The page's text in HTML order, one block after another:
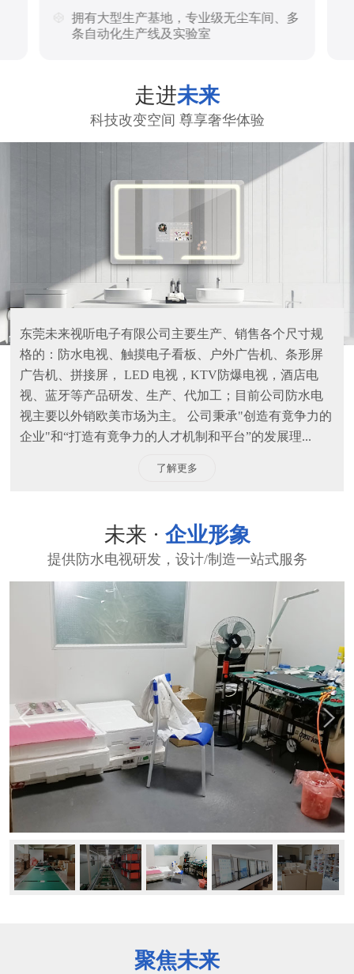
拥有大型生产基地，专业级无尘车间、多
条自动化生产线及实验室
走进未来
科技改变空间 尊享奢华体验
东莞未来视听电子有限公司主要生产、销售各个尺寸规
格的：防水电视、触摸电子看板、户外广告机、条形屏
广告机、拼接屏， LED 电视，KTV防爆电视，酒店电
视、蓝牙等产品研发、生产、代加工；目前公司防水电
视主要以外销欧美市场为主。 公司秉承"创造有竟争力的
企业"和“打造有竟争力的人才机制和平台”的发展理...
了解更多
未来 · 企业形象
提供防水电视研发，设计/制造一站式服务
聚焦未来